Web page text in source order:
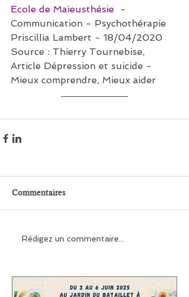
Ecole de Maïeusthésie
-
Communication - Psychothérapie
Priscillia Lambert - 18/04/2020
Source : Thierry Tournebise,
Article Dépression et suicide -
Mieux comprendre, Mieux aider
Commentaires
Rédigez un commentaire...